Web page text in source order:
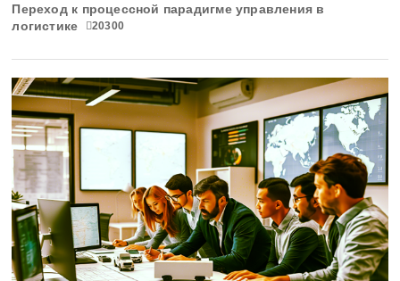
Переход к процессной парадигме управления в
логистике
20300